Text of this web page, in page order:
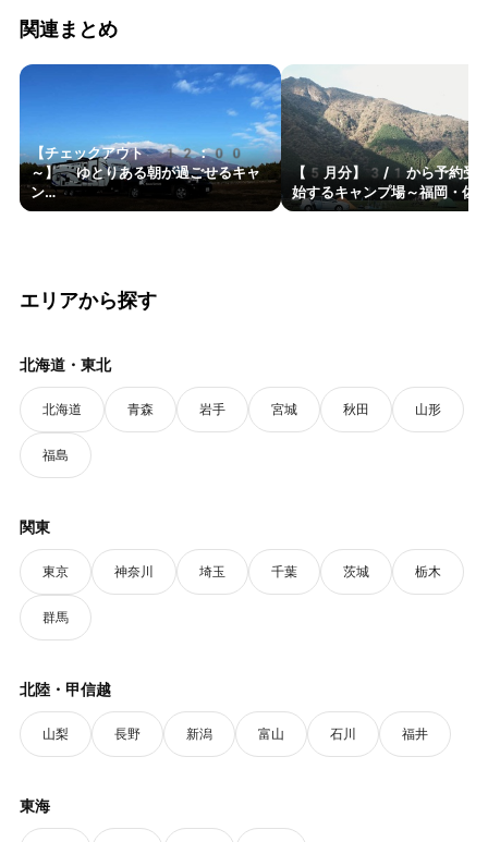
関連まとめ
【チェックアウト 12：00
～】 ゆとりある朝が過ごせるキャ
ン…
【5月分】3/1から予約受
始するキャンプ場～福岡・佐
エリアから探す
北海道・東北
北海道 青森 岩手 宮城 秋田 山形
福島
関東
東京 神奈川 埼玉 千葉 茨城 栃木
群馬
北陸・甲信越
山梨 長野 新潟 富山 石川 福井
東海